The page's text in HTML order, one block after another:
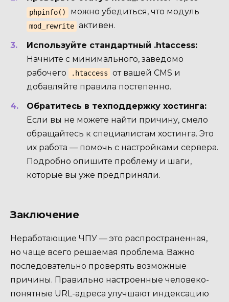
phpinfo() можно убедиться, что модуль
mod_rewrite активен.
Используйте стандартный .htaccess:
Начните с минимального, заведомо
рабочего
.htaccess
от вашей CMS и
добавляйте правила постепенно.
Обратитесь в техподдержку хостинга:
Если вы не можете найти причину, смело
обращайтесь к специалистам хостинга. Это
их работа — помочь с настройками сервера.
Подробно опишите проблему и шаги,
которые вы уже предприняли.
Заключение
Неработающие ЧПУ — это распространенная,
но чаще всего решаемая проблема. Важно
последовательно проверять возможные
причины. Правильно настроенные человеко-
понятные URL-адреса улучшают индексацию